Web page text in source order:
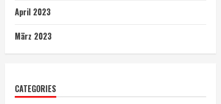
April 2023
März 2023
CATEGORIES